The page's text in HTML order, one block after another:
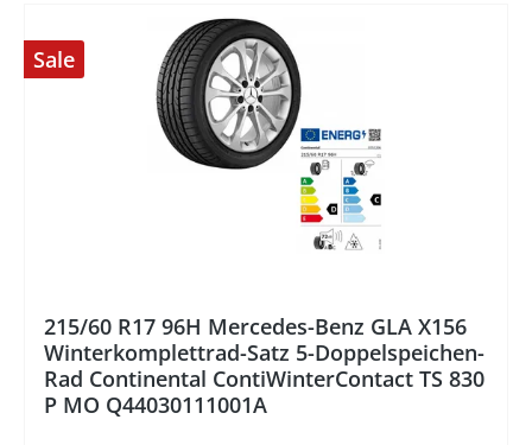
Sale
215/60 R17 96H Mercedes-Benz GLA X156
Winterkomplettrad-Satz 5-Doppelspeichen-
Rad Continental ContiWinterContact TS 830
P MO Q44030111001A